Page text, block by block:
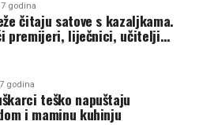
godina
čitaju satove s kazaljkama.
premijeri, liječnici, učitelji…
godina
teško napuštaju
i maminu kuhinju